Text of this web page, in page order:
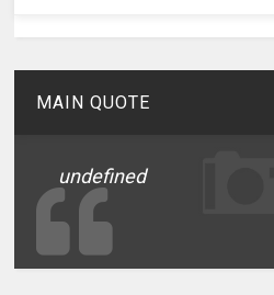
MAIN QUOTE
undefined